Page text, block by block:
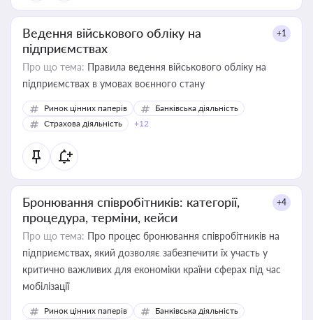
Ведення військового обліку на
підприємствах
+1
Про що тема: Правила ведення військового обліку на
підприємствах в умовах воєнного стану
Ринок цінних паперів
Банківська діяльність
Страхова діяльність
+12
Бронювання співробітників: категорії,
процедура, терміни, кейси
+4
Про що тема: Про процес бронювання співробітників на
підприємствах, який дозволяє забезпечити їх участь у
критично важливих для економіки країни сферах під час
мобілізації
Ринок цінних паперів
Банківська діяльність